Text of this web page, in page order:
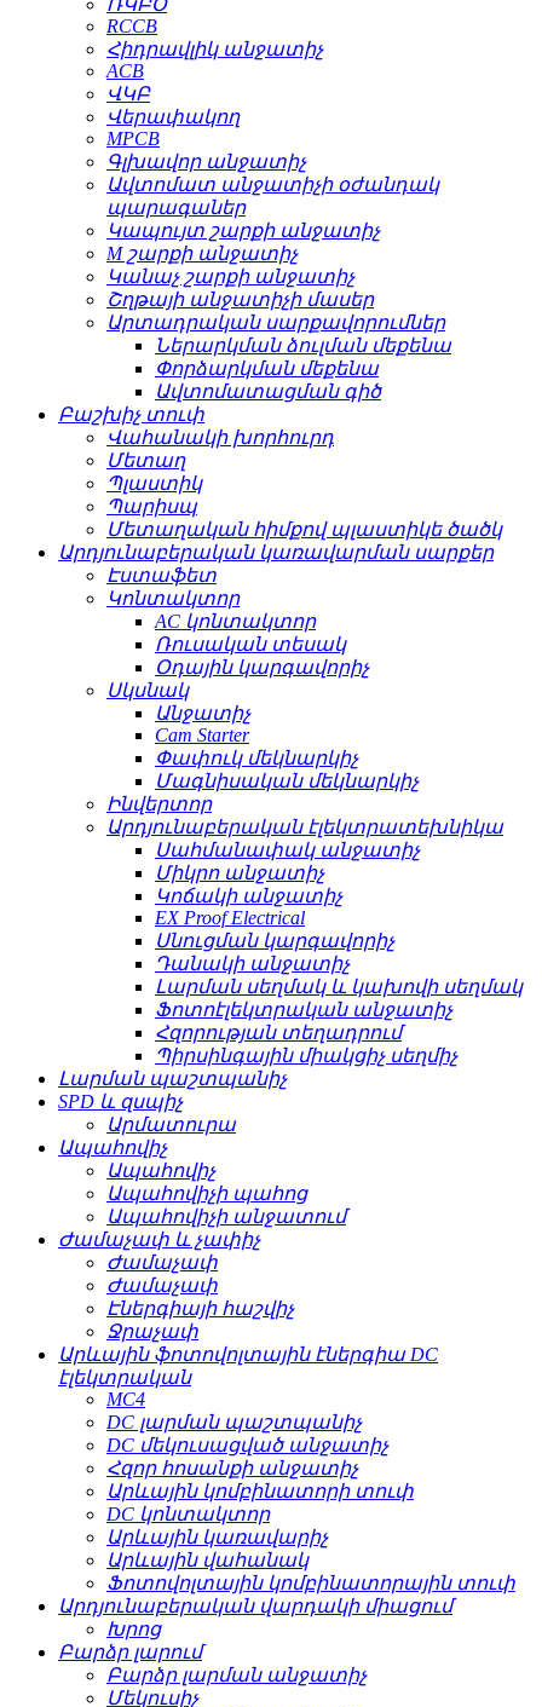
ՌԿԲՕ
RCCB
Հիդրավլիկ անջատիչ
ACB
ՎԿԲ
Վերափակող
MPCB
Գլխավոր անջատիչ
Ավտոմատ անջատիչի օժանդակ
պարագաներ
Կապույտ շարքի անջատիչ
M շարքի անջատիչ
Կանաչ շարքի անջատիչ
Շղթայի անջատիչի մասեր
Արտադրական սարքավորումներ
Ներարկման ձուլման մեքենա
Փորձարկման մեքենա
Ավտոմատացման գիծ
Բաշխիչ տուփ
Վահանակի խորհուրդ
Մետաղ
Պլաստիկ
Պարիսպ
Մետաղական հիմքով պլաստիկե ծածկ
Արդյունաբերական կառավարման սարքեր
Էստաֆետ
Կոնտակտոր
AC կոնտակտոր
Ռուսական տեսակ
Օդային կարգավորիչ
Սկսնակ
Անջատիչ
Cam Starter
Փափուկ մեկնարկիչ
Մագնիսական մեկնարկիչ
Ինվերտոր
Արդյունաբերական էլեկտրատեխնիկա
Սահմանափակ անջատիչ
Միկրո անջատիչ
Կոճակի անջատիչ
EX Proof Electrical
Սնուցման կարգավորիչ
Դանակի անջատիչ
Լարման սեղմակ և կախովի սեղմակ
Ֆոտոէլեկտրական անջատիչ
Հզորության տեղադրում
Պիրսինգային միակցիչ սեղմիչ
Լարման պաշտպանիչ
SPD և զսպիչ
Արմատուրա
Ապահովիչ
Ապահովիչ
Ապահովիչի պահոց
Ապահովիչի անջատում
Ժամաչափ և չափիչ
Ժամաչափ
Ժամաչափ
Էներգիայի հաշվիչ
Ջրաչափ
Արևային ֆոտովոլտային էներգիա DC
էլեկտրական
MC4
DC լարման պաշտպանիչ
DC մեկուսացված անջատիչ
Հզոր հոսանքի անջատիչ
Արևային կոմբինատորի տուփ
DC կոնտակտոր
Արևային կառավարիչ
Արևային վահանակ
Ֆոտովոլտային կոմբինատորային տուփ
Արդյունաբերական վարդակի միացում
Խրոց
Բարձր լարում
Բարձր լարման անջատիչ
Մեկուսիչ